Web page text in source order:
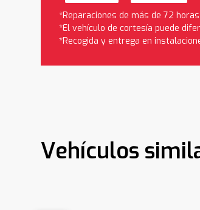
*Reparaciones de más de 72
*El vehículo de cortesía puede
*Recogida y entrega en
Vehículos